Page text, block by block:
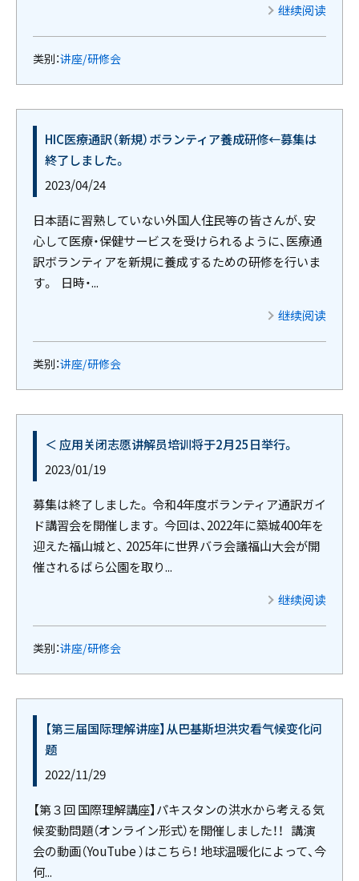
继续阅读
类别：讲座/研修会
HIC医療通訳（新規）ボランティア養成研修←募集は
終了しました。
2023/04/24
日本語に習熟していない外国人住民等の皆さんが、安
心して医療・保健サービスを受けられるように、医療通
訳ボランティアを新規に養成するための研修を行いま
す。 日時・...
继续阅读
类别：讲座/研修会
＜ 应用关闭志愿讲解员培训将于2月25日举行。
2023/01/19
募集は終了しました。 令和4年度ボランティア通訳ガイ
ド講習会を開催します。 今回は、2022年に築城400年を
迎えた福山城と、 2025年に世界バラ会議福山大会が開
催されるばら公園を取り...
继续阅读
类别：讲座/研修会
【第三届国际理解讲座】从巴基斯坦洪灾看气候变化问
题
2022/11/29
【第３回 国際理解講座】パキスタンの洪水から考える気
候変動問題（オンライン形式）を開催しました！！ 講演
会の動画（YouTube ）はこちら！ 地球温暖化によって、今
何...